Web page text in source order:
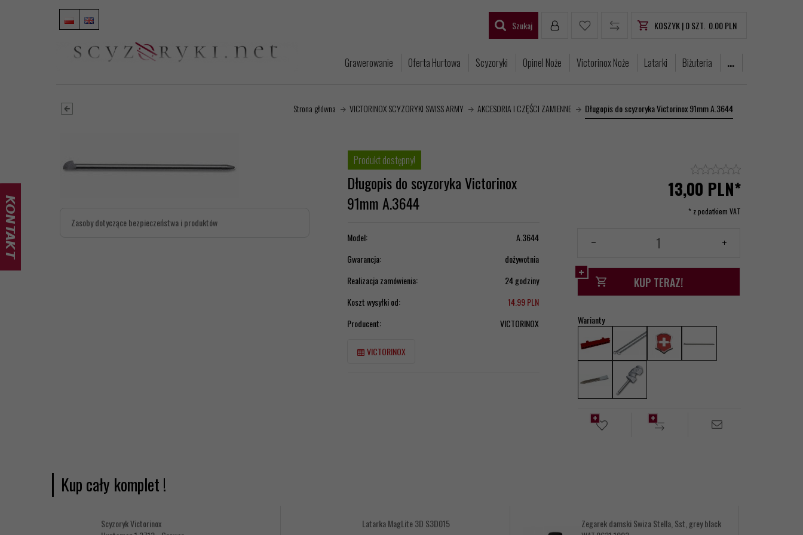
Szukaj KOSZYK |0SZT. 0.00PLN
Grawerowanie Oferta Hurtowa Scyzoryki Opinel Noże Victorinox Noże Latarki Biżuteria ...
Strona główna VICTORINOX SCYZORYKI SWISS ARMY AKCESORIA I CZĘŚCI ZAMIENNE Długopis do scyzoryka Victorinox 91mm A.3644
Zasoby dotyczące bezpieczeństwa i produktów
Produkt dostępny!
Długopis do scyzoryka Victorinox
91mm A.3644
Model:
A.3644
Gwarancja:
dożywotnia
Realizacja zamówienia:
24 godziny
Koszt wysyłki od:
14.99 PLN
Producent:
VICTORINOX
VICTORINOX
13,00 PLN*
* z podatkiem VAT
KUP TERAZ!
Warianty
Kup cały komplet !
Scyzoryk Victorinox
Latarka MagLite 3D S3D015
Zegarek damski Swiza Stella, Sst, grey black